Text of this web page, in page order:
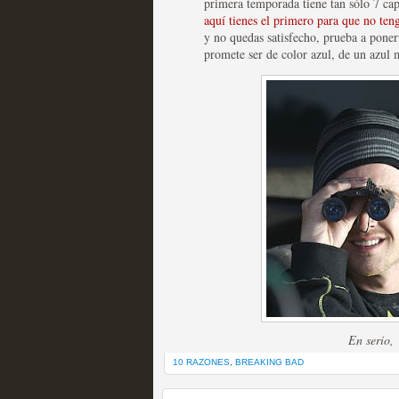
Las temporadas de
Recomendación de la semana
Galería con los
Televisión
aquí tienes el primero para que no
y no quedas satisfecho, prueba a
promete ser de color azul, de un azul
En serio,
10 RAZONES BREAKING BAD